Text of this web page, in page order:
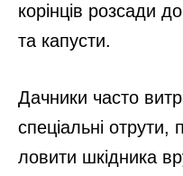
корінців розсади
та капусти.
Дачники часто
спеціальні
ловити шкідника